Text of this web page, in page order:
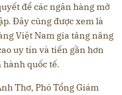
để các ngân hàng mở
Đây cũng được xem là
Việt Nam gia tăng năng
uy tín và tiến gần hơn
hành quốc tế.
Thơ, Phó Tổng Giám